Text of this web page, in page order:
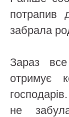
потрапив
забрала
Зараз
отримує
не